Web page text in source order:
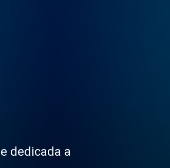
dedicada a